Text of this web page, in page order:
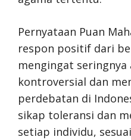
Pernyataan Puan
respon positif dari
mengingat
kontroversial dan
perdebatan di
sikap toleransi dan
setiap individu,